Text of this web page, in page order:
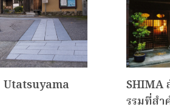
รรมที่ส